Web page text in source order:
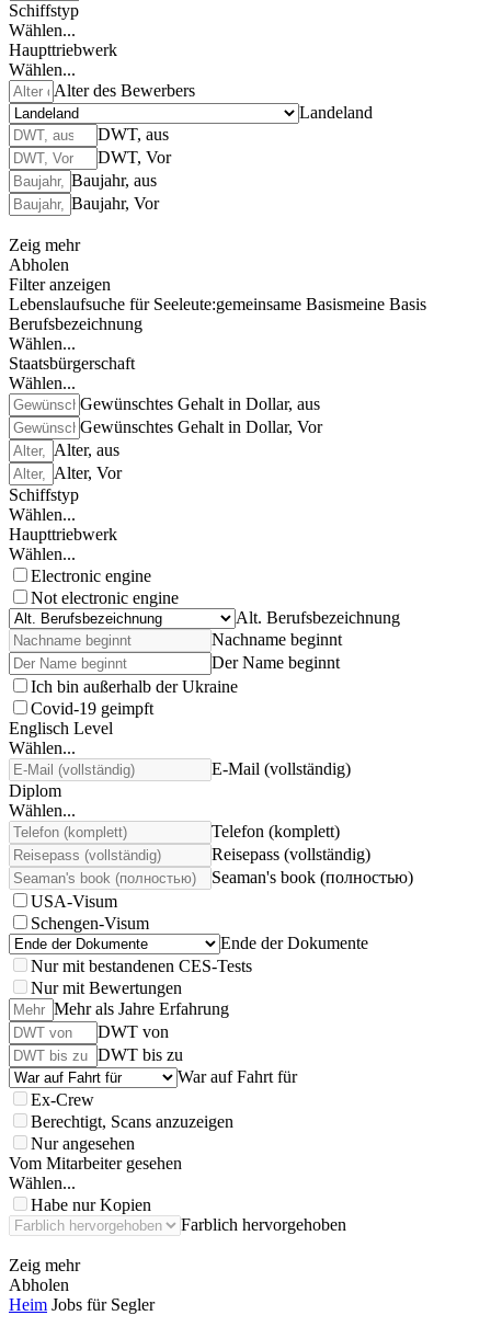
Schiffstyp
Wählen...
Haupttriebwerk
Wählen...
Alter des Bewerbers
Landeland
DWT, aus
DWT, Vor
Baujahr, aus
Baujahr, Vor
Zeig mehr
Abholen
Filter anzeigen
Lebenslaufsuche für Seeleute:gemeinsame Basismeine Basis
Berufsbezeichnung
Wählen...
Staatsbürgerschaft
Wählen...
Gewünschtes Gehalt in Dollar, aus
Gewünschtes Gehalt in Dollar, Vor
Alter, aus
Alter, Vor
Schiffstyp
Wählen...
Haupttriebwerk
Wählen...
Electronic engine
Not electronic engine
Alt. Berufsbezeichnung
Nachname beginnt
Der Name beginnt
Ich bin außerhalb der Ukraine
Covid-19 geimpft
Englisch Level
Wählen...
E-Mail (vollständig)
Diplom
Wählen...
Telefon (komplett)
Reisepass (vollständig)
Seaman's book (полностью)
USA-Visum
Schengen-Visum
Ende der Dokumente
Nur mit bestandenen CES-Tests
Nur mit Bewertungen
Mehr als Jahre Erfahrung
DWT von
DWT bis zu
War auf Fahrt für
Ex-Crew
Berechtigt, Scans anzuzeigen
Nur angesehen
Vom Mitarbeiter gesehen
Wählen...
Habe nur Kopien
Farblich hervorgehoben
Zeig mehr
Abholen
Heim Jobs für Segler